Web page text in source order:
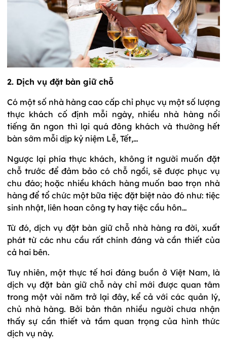
2. Dịch vụ đặt bàn giữ chỗ
Có một số nhà hàng cao cấp chỉ phục vụ một số lượng
thực khách cố định mỗi ngày, nhiều nhà hàng nổi
tiếng ăn ngon thì lại quá đông khách và thường hết
bàn sớm mỗi dịp kỷ niệm Lễ, Tết,…
Ngược lại phía thực khách, không ít người muốn đặt
chỗ trước để đảm bảo có chỗ ngồi, sẽ được phục vụ
chu đáo; hoặc nhiều khách hàng muốn bao trọn nhà
hàng để tổ chức một bữa tiệc đặt biệt nào đó như: tiệc
sinh nhật, liên hoan công ty hay tiệc cầu hôn…
Từ đó, dịch vụ đặt bàn giữ chỗ nhà hàng ra đời, xuất
phát từ các nhu cầu rất chính đáng và cần thiết của
cả hai bên.
Tuy nhiên, một thực tế hơi đáng buồn ở Việt Nam, là
dịch vụ đặt bàn giữ chỗ này chỉ mới được quan tâm
trong một vài năm trở lại đây, kể cả với các quản lý,
chủ nhà hàng. Bởi bản thân nhiều người chưa nhận
thấy sự cần thiết và tầm quan trọng của hình thức
dịch vụ này.